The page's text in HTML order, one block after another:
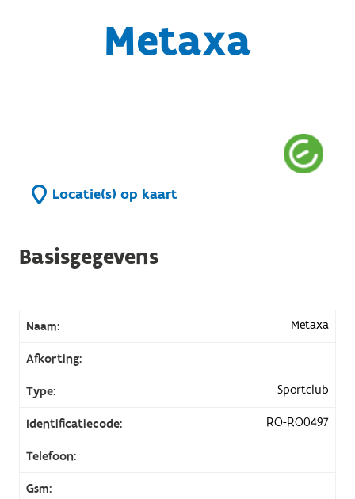
Metaxa
Locatie(s) op kaart
Basisgegevens
Naam: Metaxa
Afkorting:
Type: Sportclub
Identificatiecode: RO-RO0497
Telefoon:
Gsm: